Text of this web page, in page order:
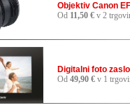
Objektiv Canon
Od 11,50 € v 2
Digitalni foto
Od 49,90 € v 1